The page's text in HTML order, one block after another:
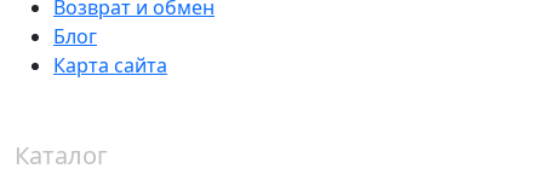
Возврат и обмен
Блог
Карта сайта
Каталог